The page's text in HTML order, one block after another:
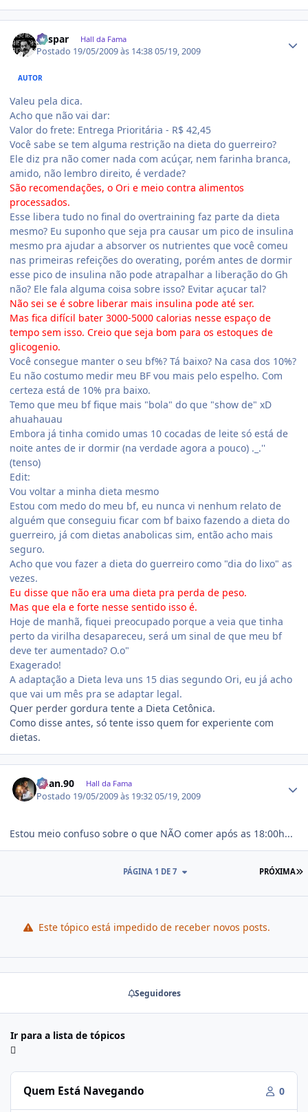
gaspar Hall da Fama
Postado 19/05/2009 às 14:3805/19, 2009
AUTOR
Valeu pela dica.
Acho que não vai dar:
Valor do frete: Entrega Prioritária - R$ 42,45
Você sabe se tem alguma restrição na dieta do guerreiro?
Ele diz pra não comer nada com acúçar, nem farinha branca,
amido, não lembro direito, é verdade?
São recomendações, o Ori e meio contra alimentos
processados.
Esse libera tudo no final do overtraining faz parte da dieta
mesmo? Eu suponho que seja pra causar um pico de insulina
mesmo pra ajudar a absorver os nutrientes que você comeu
nas primeiras refeições do overating, porém antes de dormir
esse pico de insulina não pode atrapalhar a liberação do Gh
não? Ele fala alguma coisa sobre isso? Evitar açucar tal?
Não sei se é sobre liberar mais insulina pode até ser.
Mas fica difícil bater 3000-5000 calorias nesse espaço de
tempo sem isso. Creio que seja bom para os estoques de
glicogenio.
Você consegue manter o seu bf%? Tá baixo? Na casa dos 10%?
Eu não costumo medir meu BF vou mais pelo espelho. Com
certeza está de 10% pra baixo.
Temo que meu bf fique mais "bola" do que "show de" xD
ahuahauau
Embora já tinha comido umas 10 cocadas de leite só está de
noite antes de ir dormir (na verdade agora a pouco) ._.''
(tenso)
Edit:
Vou voltar a minha dieta mesmo
Estou com medo do meu bf, eu nunca vi nenhum relato de
alguém que conseguiu ficar com bf baixo fazendo a dieta do
guerreiro, já com dietas anabolicas sim, então acho mais
seguro.
Acho que vou fazer a dieta do guerreiro como "dia do lixo" as
vezes.
Eu disse que não era uma dieta pra perda de peso.
Mas que ela e forte nesse sentido isso é.
Hoje de manhã, fiquei preocupado porque a veia que tinha
perto da virilha desapareceu, será um sinal de que meu bf
deve ter aumentado? O.o"
Exagerado!
A adaptação a Dieta leva uns 15 dias segundo Ori, eu já acho
que vai um mês pra se adaptar legal.
Quer perder gordura tente a Dieta Cetônica.
Como disse antes, só tente isso quem for experiente com
dietas.
Ruan.90 Hall da Fama
Postado 19/05/2009 às 19:3205/19, 2009
Estou meio confuso sobre o que NÃO comer após as 18:00h...
PRÓXIMA
PÁGINA 1 DE 7
Este tópico está impedido de receber novos posts.
Seguidores
Ir para a lista de tópicos
Quem Está Navegando 0